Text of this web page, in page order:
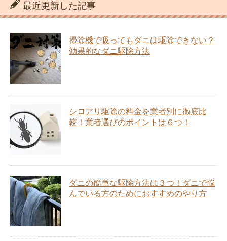
最近更新した記事
掃除機で吸ってもダニは駆除できない？
効果的なダニ駆除方法
シロアリ駆除の料金を業者別に徹底比
較！業者選びのポイントは６つ！
ダニの簡単な駆除方法は３つ！ダニで悩
んでいる方のためにおすすめのやり方